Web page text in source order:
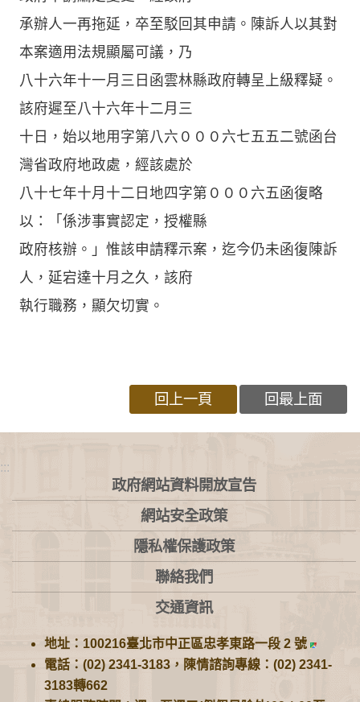
承辦人一再拖延，卒至駁回其申請。陳訴人以其對
本案適用法規顯屬可議，乃
八十六年十一月三日函雲林縣政府轉呈上級釋疑。
該府遲至八十六年十二月三
十日，始以地用字第八六０００六七五五二號函台
灣省政府地政處，經該處於
八十七年十月十二日地四字第０００六五函復略
以：「係涉事實認定，授權縣
政府核辦。」惟該申請釋示案，迄今仍未函復陳訴
人，延宕達十月之久，該府
執行職務，顯欠切實。
回上一頁 回最上面
:::
政府網站資料開放宣告
網站安全政策
隱私權保護政策
聯絡我們
交通資訊
地址：100216臺北市中正區忠孝東路一段 2 號
電話：(02) 2341-3183，陳情諮詢專線：(02) 2341-
3183轉662